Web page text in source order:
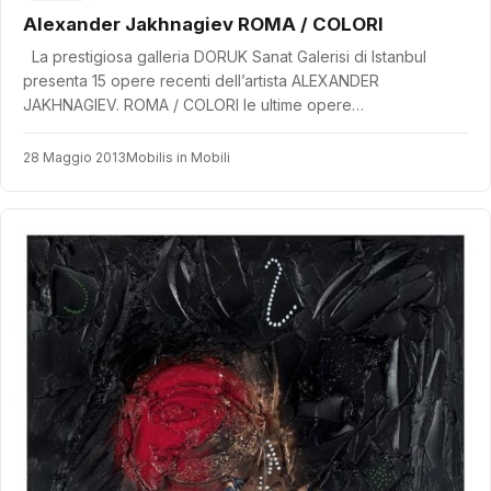
Alexander Jakhnagiev ROMA / COLORI
La prestigiosa galleria DORUK Sanat Galerisi di Istanbul
presenta 15 opere recenti dell’artista ALEXANDER
JAKHNAGIEV. ROMA / COLORI le ultime opere…
28 Maggio 2013Mobilis in Mobili